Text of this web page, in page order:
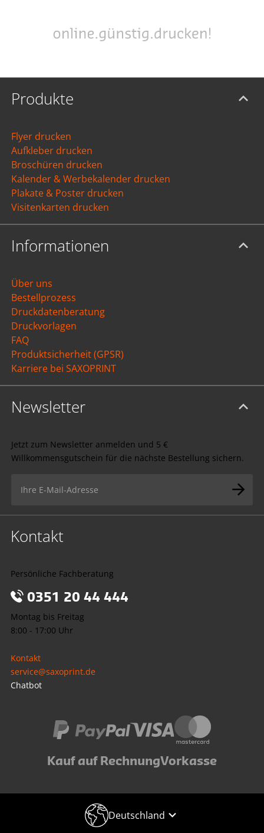
Produkte
Flyer drucken
Aufkleber drucken
Broschüren drucken
Kalender & Werbekalender drucken
Plakate & Poster drucken
Visitenkarten drucken
Informationen
Über uns
Bestellprozess
Druckdatenberatung
Druckvorlagen
FAQ
Produktsicherheit (GPSR)
Karriere bei SAXOPRINT
Newsletter
Jetzt zum Newsletter anmelden und 5 €
Willkommensgutschein für die nächste Bestellung sichern.
Kontakt
Persönliche Fachberatung
0351 20 44 444
Montag bis Freitag
8:00 - 17:00 Uhr
Kontakt
service@saxoprint.de
Chatbot
Kauf auf RechnungVorkasse
Deutschland